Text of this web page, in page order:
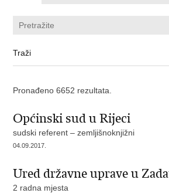
Pronađeno 6652 rezultata.
Općinski sud u Rijeci
sudski referent – zemljišnoknjižni
04.09.2017.
Ured državne uprave u
2 radna mjesta